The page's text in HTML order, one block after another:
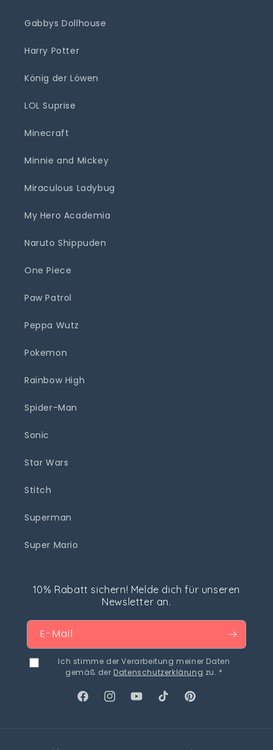
Gabbys Dollhouse
Harry Potter
König der Löwen
LOL Suprise
Minecraft
Minnie and Mickey
Miraculous Ladybug
My Hero Academia
Naruto Shippuden
One Piece
Paw Patrol
Peppa Wutz
Pokemon
Rainbow High
Spider-Man
Sonic
Star Wars
Stitch
Superman
Super Mario
10% Rabatt sichern! Melde dich für unseren
Newsletter an.
E-Mail
Ich stimme der Verarbeitung meiner Daten
gemäß der Datenschutzerklärung zu. *
FacebookInstagramYouTubeTikTok Pinterest